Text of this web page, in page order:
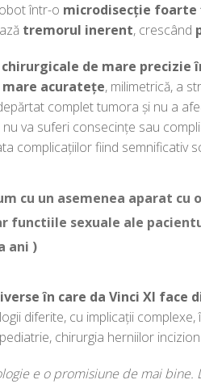
într-o microdisecție foarte
tremorul inerent, crescând
de mare precizie
mare acuratețe, milimetrică, a
complet tumora și nu a
va suferi consecințe sau
complicațiilor fiind semnificativ
cu un asemenea aparat
functiile sexuale ale
ani )
în care da Vinci XI face
diferite, cu implicații
chirurgia herniilor
e o promisiune de mai